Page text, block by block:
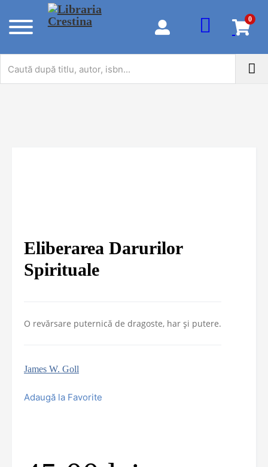
0
Eliberarea Darurilor
Spirituale
O revărsare puternică de dragoste, har și putere.
James W. Goll
Adaugă la Favorite